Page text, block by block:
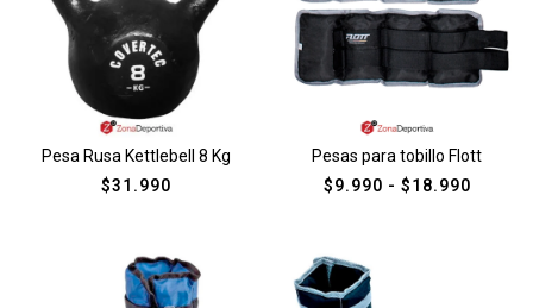
Pesa Rusa Kettlebell 8 Kg
$31.990
Pesas para tobillo Flott
$9.990 - $18.990